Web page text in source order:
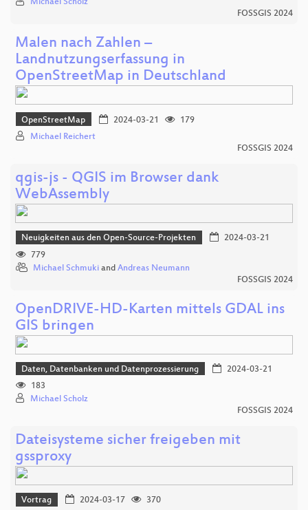
Michael Scholz
FOSSGIS 2024
Malen nach Zahlen –
Landnutzungserfassung in
OpenStreetMap in Deutschland
OpenStreetMap 2024-03-21
179
Michael Reichert
FOSSGIS 2024
qgis-js - QGIS im Browser dank
WebAssembly
Neuigkeiten aus den Open-Source-Projekten
2024-03-21
779
Michael Schmuki and Andreas Neumann
FOSSGIS 2024
OpenDRIVE-HD-Karten mittels GDAL ins
GIS bringen
Daten, Datenbanken und Datenprozessierung
2024-03-21
183
Michael Scholz
FOSSGIS 2024
Dateisysteme sicher freigeben mit
gssproxy
Vortrag 2024-03-17
370